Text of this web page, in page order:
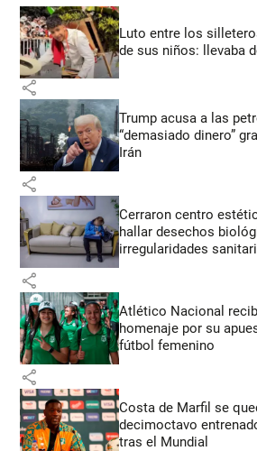
Luto entre los
de sus niños: llevaba
share
Trump acusa a las
“demasiado dinero”
Irán
share
Cerraron centro
hallar desechos
irregularidades
share
Atlético Nacional
homenaje por su
fútbol femenino
share
Costa de Marfil se
decimoctavo
tras el Mundial